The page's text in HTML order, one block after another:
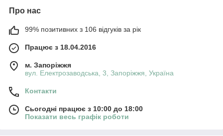
Про нас
99% позитивних з 106 відгуків за рік
Працює з 18.04.2016
м. Запоріжжя
вул. Електрозаводська, 3, Запоріжжя, Україна
Контакти
Сьогодні працює з 10:00 до 18:00
Показати весь графік роботи